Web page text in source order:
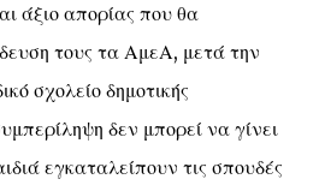
άξιο απορίας που θα
τους τα ΑμεΑ, μετά την
σχολείο δημοτικής
δεν μπορεί να γίνει
εγκαταλείπουν τις σπουδές